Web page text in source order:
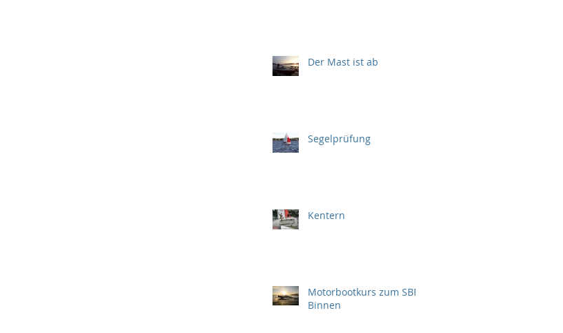
Der Mast ist ab
Segelprüfung
Kentern
Motorbootkurs zum SBF
Binnen